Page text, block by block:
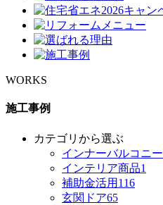
WORKS
施工事例
カテゴリから選ぶ
インナーバルコニー
インテリア商品1
補助金活用 116
玄関ドア65